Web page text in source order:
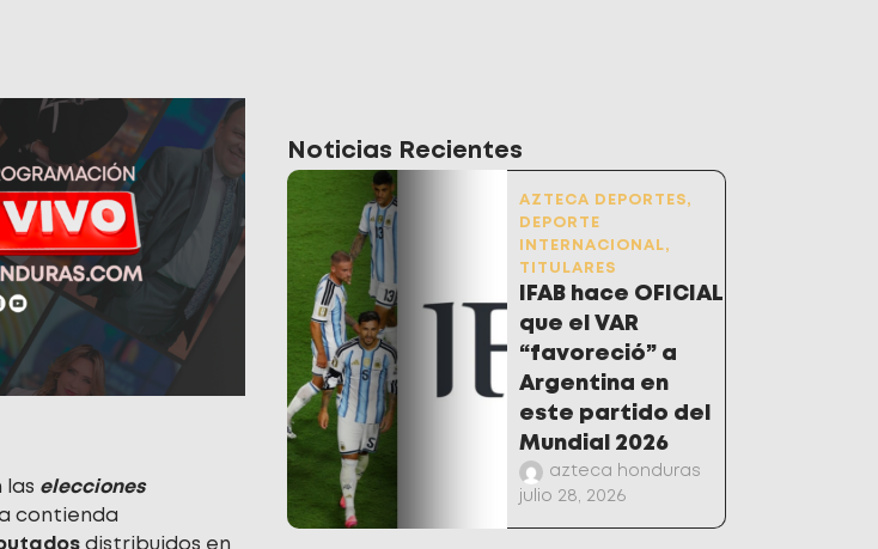
las elecciones
contienda
distribuidos en
Noticias Recientes
AZTECA DEPORTES,
DEPORTE
INTERNACIONAL,
TITULARES
IFAB hace OFICIAL
que el VAR
“favoreció” a
Argentina en
este partido del
Mundial 2026
azteca honduras
julio 28, 2026